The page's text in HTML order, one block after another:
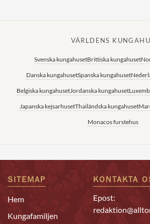
VÄRLDENS
Svenska kungahusetBrittiska kungahuset
Danska kungahusetSpanska kungahuset
Belgiska kungahusetJordanska kungahuset
Japanska kejsarhusetThailändska kungahuset
Monacos furstehus
SITEMAP
Hem
Kungafamiljen
KONTAKTA
Epost: